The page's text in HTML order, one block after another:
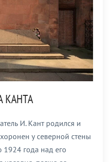
КАНТА
И. Кант родился и
у северной стены
1924 года над его